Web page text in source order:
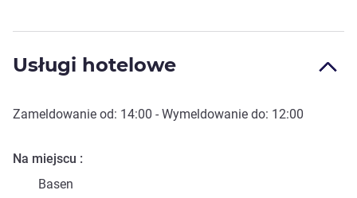
Usługi hotelowe
Zameldowanie od: 14:00 - Wymeldowanie do: 12:00
Na miejscu
Basen